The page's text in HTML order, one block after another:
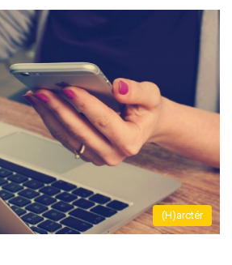
(H)arctér